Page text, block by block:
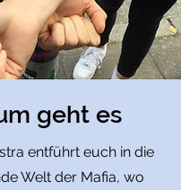
geht es
entführt euch in die
Welt der Mafia, wo